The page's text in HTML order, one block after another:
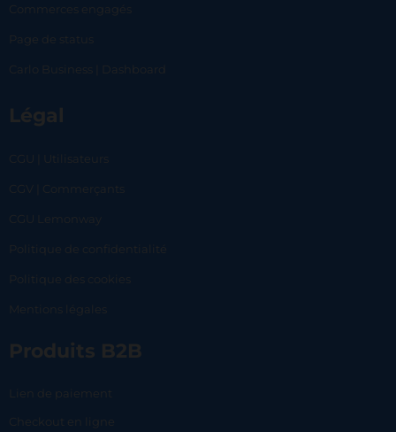
Commerces engagés
Page de status
Carlo Business | Dashboard
Légal
CGU | Utilisateurs
CGV | Commerçants
CGU Lemonway
Politique de confidentialité
Politique des cookies
Mentions légales
Produits B2B
Lien de paiement
Checkout en ligne